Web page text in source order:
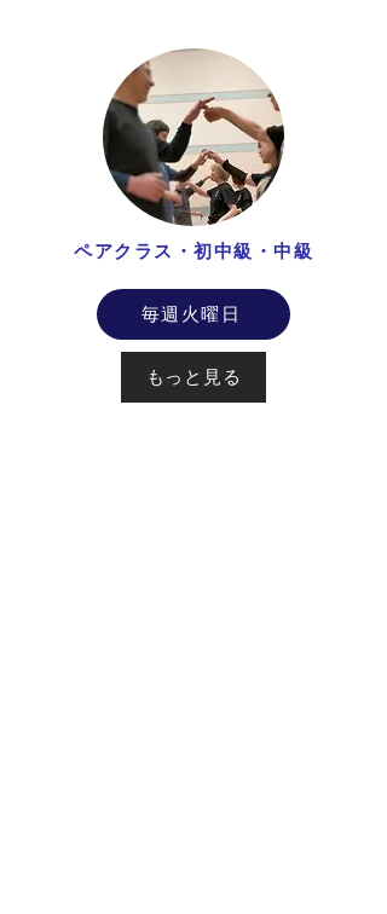
ペアクラス・初中級・中級
毎週火曜日
もっと見る